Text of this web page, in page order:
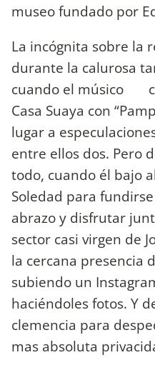
museo fundado por
La incógnita sobre la
durante la calurosa
cuando el músico
Casa Suaya con
lugar a
entre ellos dos. Pero
todo, cuando él bajo
Soledad para
abrazo y disfrutar
sector casi virgen de
la cercana presencia
subiendo un
haciéndoles fotos. Y
clemencia para
mas absoluta